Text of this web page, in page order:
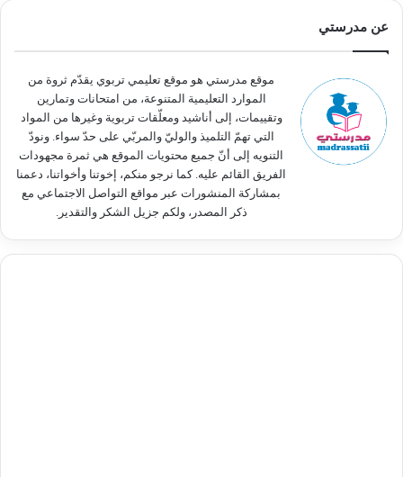
ن
عن مدرستي
موقع مدرستي هو موقع تعليمي تربوي يقدّم ثروة من
الموارد التعليمية المتنوعة، من امتحانات وتمارين
وتقييمات، إلى أناشيد ومعلّقات تربوية وغيرها من المواد
التي تهمّ التلميذ والوليّ والمربّي على حدّ سواء. ونودّ
التنويه إلى أنّ جميع محتويات الموقع هي ثمرة مجهودات
الفريق القائم عليه. كما نرجو منكم، إخوتنا وأخواتنا، دعمنا
بمشاركة المنشورات عبر مواقع التواصل الاجتماعي مع
ذكر المصدر، ولكم جزيل الشكر والتقدير.